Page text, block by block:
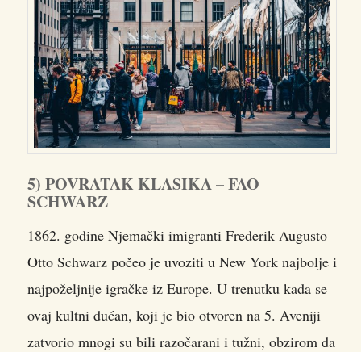
5) POVRATAK KLASIKA – FAO
SCHWARZ
1862. godine Njemački imigranti Frederik Augusto
Otto Schwarz počeo je uvoziti u New York najbolje i
najpoželjnije igračke iz Europe. U trenutku kada se
ovaj kultni dućan, koji je bio otvoren na 5. Aveniji
zatvorio mnogi su bili razočarani i tužni, obzirom da